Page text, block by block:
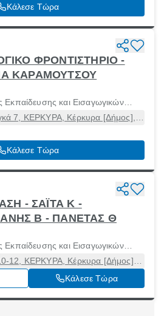
Κάλεσε Τώρα
ΦΡΟΝΤΙΣΤΗΡΙΟ -
ΚΑΡΑΜΟΥΤΣΟΥ
Εκπαίδευσης και Εισαγωγικών
Σχολών
7, ΚΕΡΚΥΡΑ, Κέρκυρα [Δήμος],
Κάλεσε Τώρα
- ΣΑΪΤΑ Κ -
Β - ΠΑΝΕΤΑΣ Θ
Εκπαίδευσης και Εισαγωγικών
Σχολών
12, ΚΕΡΚΥΡΑ, Κέρκυρα [Δήμος],
Κέρκυρα, 49100
Κάλεσε Τώρα